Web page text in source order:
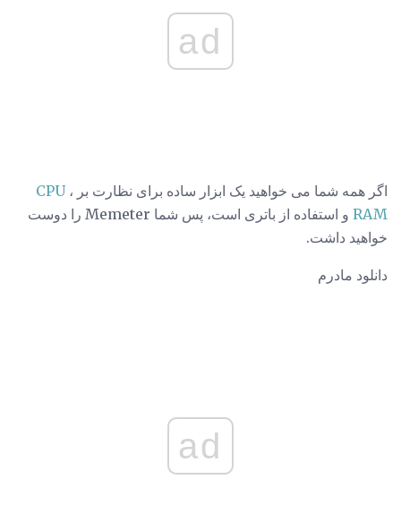
ad
اگر همه شما می خواهید یک ابزار ساده برای نظارت بر CPU ،
RAM
و استفاده از باتری است، پس شما Memeter را دوست
خواهید داشت.
دانلود مادرم
ad